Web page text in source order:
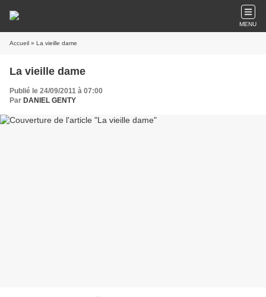
MENU
Accueil » La vieille dame
La vieille dame
Publié le 24/09/2011 à 07:00
Par DANIEL GENTY